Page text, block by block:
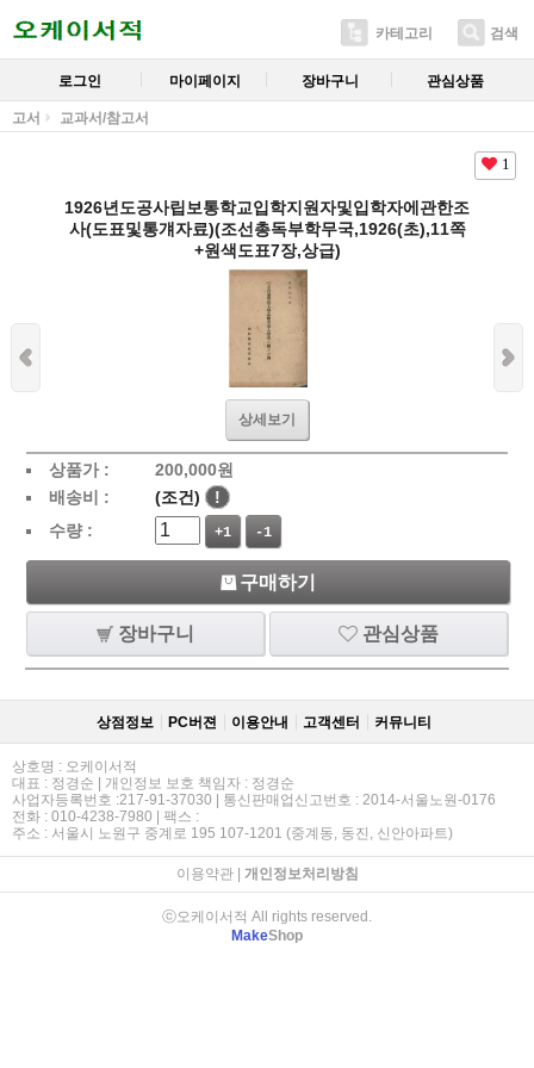
카테고리 검색
로그인 마이페이지 장바구니 관심상품
고서 교과서/참고서
1
1926년도공사립보통학교입학지원자및입학자에관한조
사(도표및통걔자료)(조선총독부학무국,1926(초),11쪽
+원색도표7장,상급)
상세보기
상품가 : 200,000원
배송비 :
(조건)
!
수량 :
+1 -1
구매하기
장바구니 관심상품
상점정보 PC버젼 이용안내 고객센터 커뮤니티
상호명 : 오케이서적
대표 : 정경순 | 개인정보 보호 책임자 : 정경순
사업자등록번호 :217-91-37030 | 통신판매업신고번호 : 2014-서울노원-0176
전화 : 010-4238-7980 | 팩스 :
주소 : 서울시 노원구 중계로 195 107-1201 (중계동, 동진, 신안아파트)
이용약관| 개인정보처리방침
ⓒ오케이서적 All rights reserved.
MakeShop